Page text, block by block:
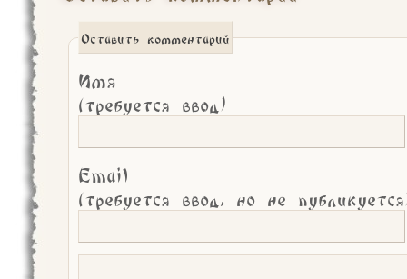
Оставить комментарий
Имя
(требуется ввод)
Email
(требуется ввод, но не